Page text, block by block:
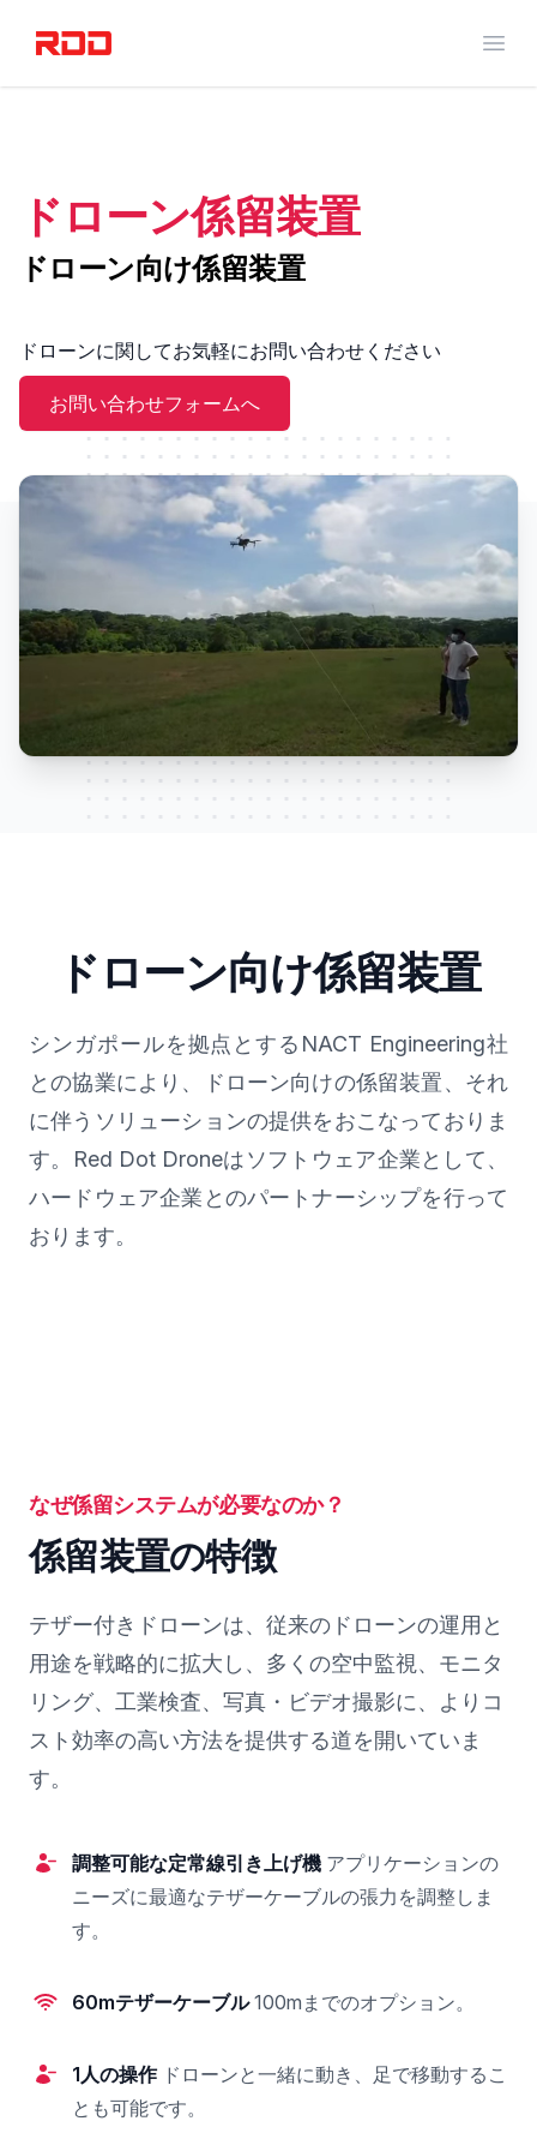
RED DOT DRONE
メニ
ドローン係留装置
ドローン向け係留装置
ドローンに関してお気軽にお問い合わせください
お問い合わせフォームへ
ドローン向け係留装置
シンガポールを拠点とするNACT Engineering社
との協業により、ドローン向けの係留装置、それ
に伴うソリューションの提供をおこなっておりま
す。Red Dot Droneはソフトウェア企業として、
ハードウェア企業とのパートナーシップを行って
おります。
なぜ係留システムが必要なのか？
係留装置の特徴
テザー付きドローンは、従来のドローンの運用と
用途を戦略的に拡大し、多くの空中監視、モニタ
リング、工業検査、写真・ビデオ撮影に、よりコ
スト効率の高い方法を提供する道を開いていま
す。
調整可能な定常線引き上げ機 アプリケーションの
ニーズに最適なテザーケーブルの張力を調整しま
す。
60mテザーケーブル 100mまでのオプション。
1人の操作 ドローンと一緒に動き、足で移動するこ
とも可能です。